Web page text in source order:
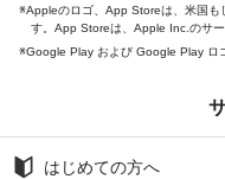
Appleのロゴ、App Storeは、米国も
す。App Storeは、Apple Inc.のサー
Google Play および Google Play ロ
はじめての方へ